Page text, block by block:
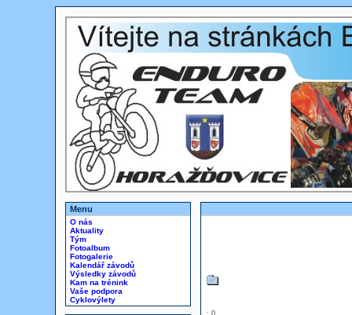
Menu
O nás
Aktuality
Tým
Fotoalbum
Fotogalerie
Kalendář závodů
Výsledky závodů
Kam na trénink
Vaše podpora
Cyklovýlety
: 0